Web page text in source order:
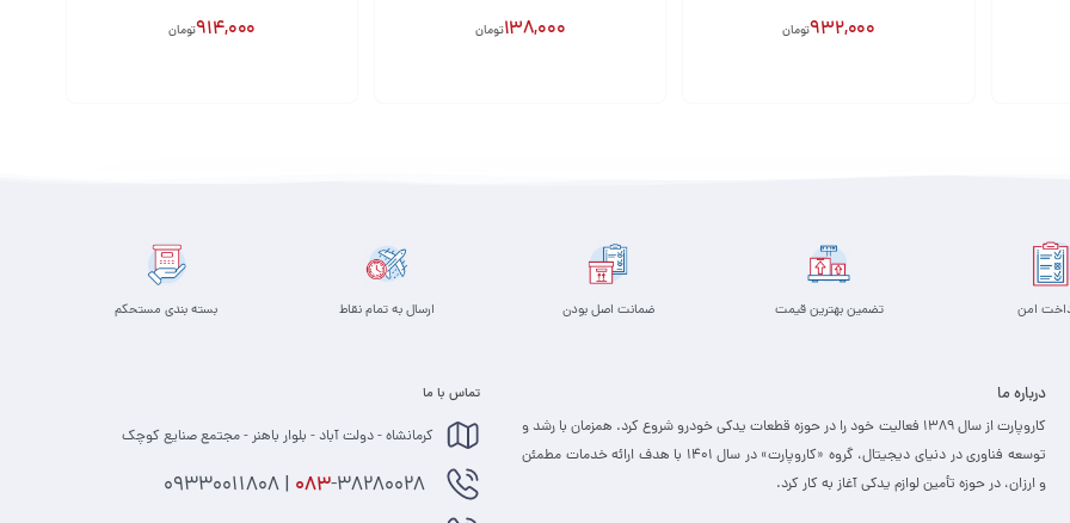
932,000تومان 138,000تومان 914,000تومان
امن تضمین بهترین قیمت ضمانت اصل بودن ارسال به تمام نقاط بسته بندی مستحکم
درباره ما
کاروپارت از سال ۱۳۸۹ فعالیت خود را در حوزه قطعات یدکی خودرو شروع کرد. همزمان با رشد و
توسعه فناوری در دنیای دیجیتال، گروه «کاروپارت» در سال ۱۴۰۱ با هدف ارائه خدمات مطمئن
و ارزان، ­در حوزه تأمین لوازم یدکی آغاز به کار کرد.
تماس با ما
کرمانشاه - دولت آباد - بلوار باهنر - مجتمع صنایع کوچک
-38280028 | 09330011808